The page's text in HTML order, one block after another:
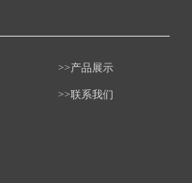
>>产品展示
>>联系我们